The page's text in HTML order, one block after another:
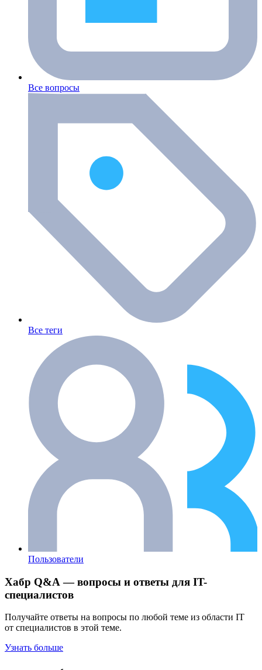
Все вопросы
Все теги
Пользователи
Хабр Q&A — вопросы и ответы для IT-
специалистов
Получайте ответы на вопросы по любой теме из области IT
от специалистов в этой теме.
Узнать больше